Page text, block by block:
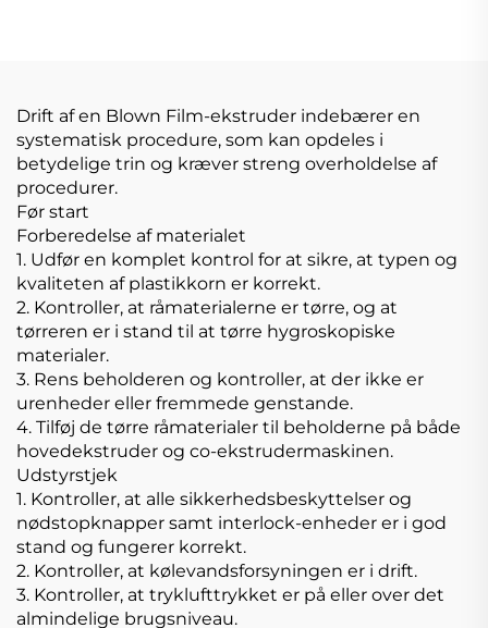
Drift af en Blown Film-ekstruder indebærer en
systematisk procedure, som kan opdeles i
betydelige trin og kræver streng overholdelse af
procedurer.
Før start
Forberedelse af materialet
1. Udfør en komplet kontrol for at sikre, at typen og
kvaliteten af plastikkorn er korrekt.
2. Kontroller, at råmaterialerne er tørre, og at
tørreren er i stand til at tørre hygroskopiske
materialer.
3. Rens beholderen og kontroller, at der ikke er
urenheder eller fremmede genstande.
4. Tilføj de tørre råmaterialer til beholderne på både
hovedekstruder og co-ekstrudermaskinen.
Udstyrstjek
1. Kontroller, at alle sikkerhedsbeskyttelser og
nødstopknapper samt interlock-enheder er i god
stand og fungerer korrekt.
2. Kontroller, at kølevandsforsyningen er i drift.
3. Kontroller, at tryklufttrykket er på eller over det
almindelige brugsniveau.